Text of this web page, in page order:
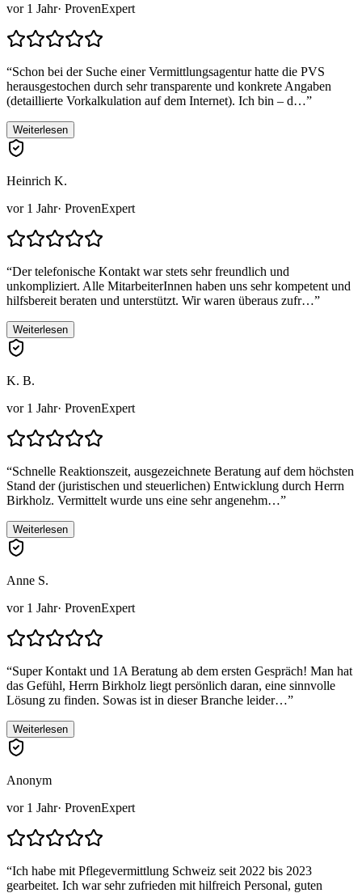
vor 1 Jahr· ProvenExpert
“Schon bei der Suche einer Vermittlungsagentur hatte die PVS
herausgestochen durch sehr transparente und konkrete Angaben
(detaillierte Vorkalkulation auf dem Internet). Ich bin – d…”
Weiterlesen
Heinrich K.
vor 1 Jahr· ProvenExpert
“Der telefonische Kontakt war stets sehr freundlich und
unkompliziert. Alle MitarbeiterInnen haben uns sehr kompetent und
hilfsbereit beraten und unterstützt. Wir waren überaus zufr…”
Weiterlesen
K. B.
vor 1 Jahr· ProvenExpert
“Schnelle Reaktionszeit, ausgezeichnete Beratung auf dem höchsten
Stand der (juristischen und steuerlichen) Entwicklung durch Herrn
Birkholz. Vermittelt wurde uns eine sehr angenehm…”
Weiterlesen
Anne S.
vor 1 Jahr· ProvenExpert
“Super Kontakt und 1A Beratung ab dem ersten Gespräch! Man hat
das Gefühl, Herrn Birkholz liegt persönlich daran, eine sinnvolle
Lösung zu finden. Sowas ist in dieser Branche leider…”
Weiterlesen
Anonym
vor 1 Jahr· ProvenExpert
“Ich habe mit Pflegevermittlung Schweiz seit 2022 bis 2023
gearbeitet. Ich war sehr zufrieden mit hilfreich Personal, guten